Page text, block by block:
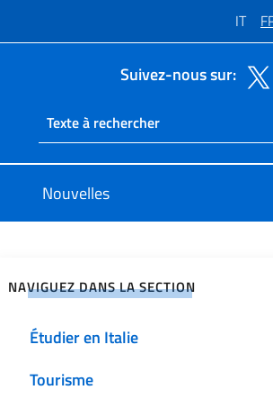
IT
Suivez-nous sur:
Ricerca sito
Rechercher dans le site
Nouvelles
NAVIGUEZ DANS LA SECTION
Étudier en Italie
Tourisme